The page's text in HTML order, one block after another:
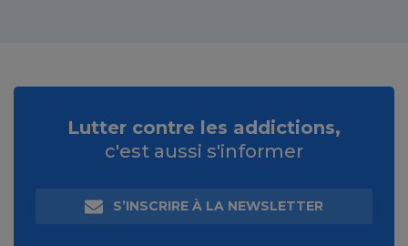
Lutter contre les addictions,
c'est aussi s'informer
S’INSCRIRE À LA NEWSLETTER